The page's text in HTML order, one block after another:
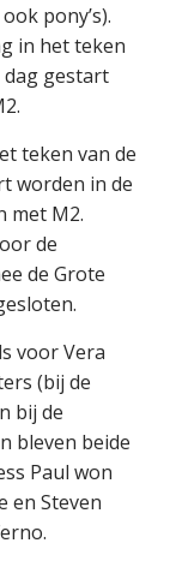
pony’s).
in het teken
dag gestart
teken van de
worden in de
met M2.
de
de Grote
voor Vera
(bij de
bij de
bleven beide
Paul won
en Steven